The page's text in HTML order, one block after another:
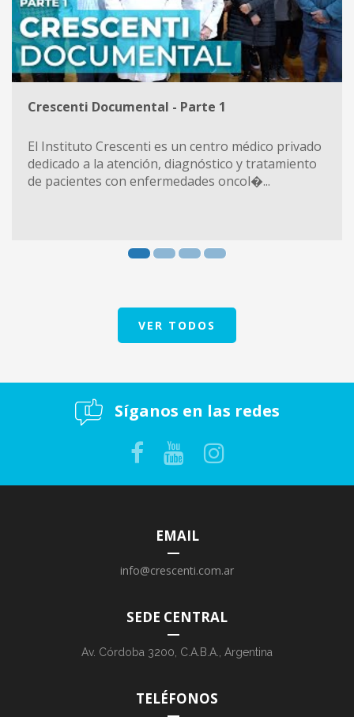
Crescenti Documental - Parte 1
El Instituto Crescenti es un centro médico privado
dedicado a la atención, diagnóstico y tratamiento
de pacientes con enfermedades oncol�...
VER TODOS
Síganos en las redes
EMAIL
info@crescenti.com.ar
SEDE CENTRAL
Av. Córdoba 3200, C.A.B.A., Argentina
TELÉFONOS